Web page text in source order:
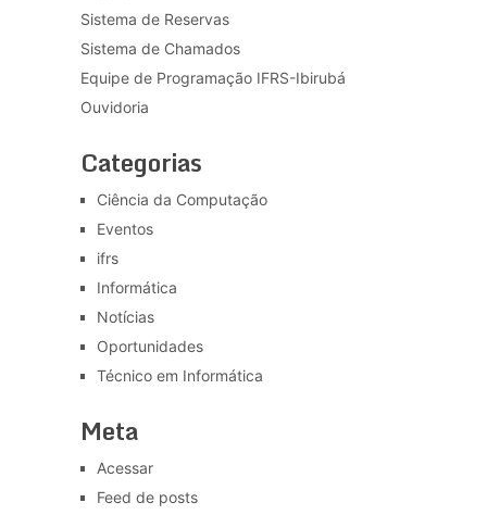
Sistema de Reservas
Sistema de Chamados
Equipe de Programação IFRS-Ibirubá
Ouvidoria
Categorias
Ciência da Computação
Eventos
ifrs
Informática
Notícias
Oportunidades
Técnico em Informática
Meta
Acessar
Feed de posts